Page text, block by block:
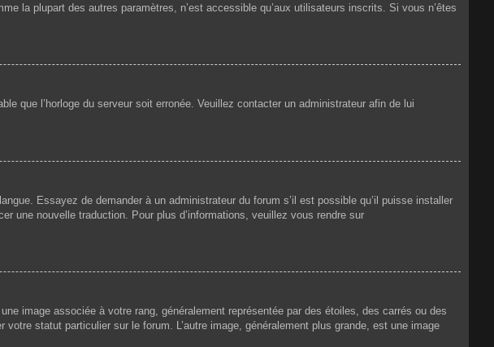
la plupart des autres paramètres, n’est accessible qu’aux utilisateurs inscrits. Si vous n’êtes
que l’horloge du serveur soit erronée. Veuillez contacter un administrateur afin de lui
Essayez de demander à un administrateur du forum s’il est possible qu’il puisse installer
une nouvelle traduction. Pour plus d’informations, veuillez vous rendre sur
image associée à votre rang, généralement représentée par des étoiles, des carrés ou des
statut particulier sur le forum. L’autre image, généralement plus grande, est une image